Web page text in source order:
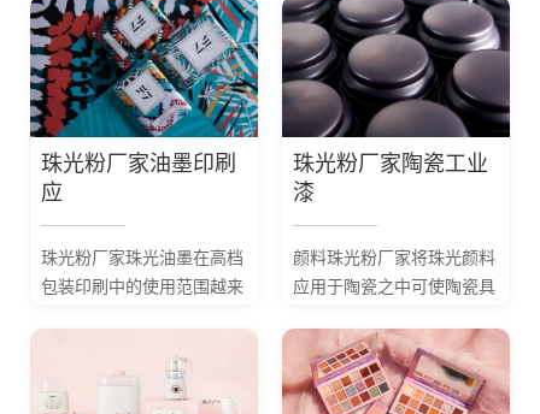
中，印制在纺织品
上经过后处理可以...
件、建筑材料、
家用电器等均会采用涂料加
以色彩修饰同时达到一定的
保护作用。
珠光粉厂家油墨印刷
应
珠光粉厂家珠光油墨在高档
包装印刷中的使用范围越来
域。
珠光粉厂家陶瓷工业
漆
颜料珠光粉厂家将珠光颜料
应用于陶瓷之中可使陶瓷具
能。在其它生产和
日常生活中也有较多使
用。如仿造古铜色外